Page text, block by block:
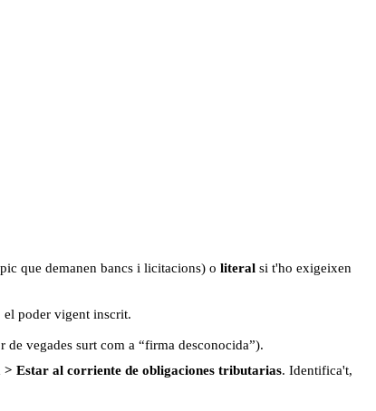
que demanen bancs i licitacions) o literal si t'ho exigeixen
el poder vigent inscrit.
vegades surt com a “firma desconocida”).
Estar al corriente de obligaciones tributarias. Identifica't,